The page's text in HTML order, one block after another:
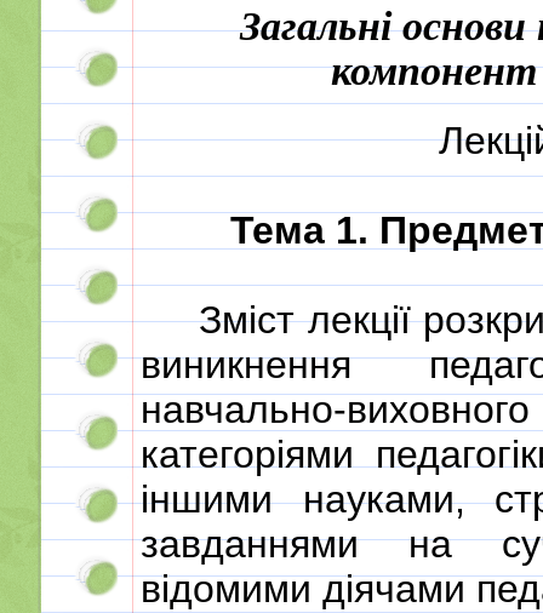
Загальні
компонент
Тема 1. Предмет
Зміст лекції
виникнення
навчально-
категоріями
іншими науками,
завданнями на
відомими діячами